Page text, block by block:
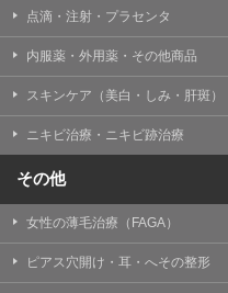
事業上の必要性等に応
す。
掲載したときをもって効
点滴・注射・プラセンタ
内服薬・外用薬・その他商品
スキンケア（美白・しみ・肝斑）
ニキビ治療・ニキビ跡治療
その他
女性の薄毛治療（FAGA）
ピアス穴開け・耳・へその整形